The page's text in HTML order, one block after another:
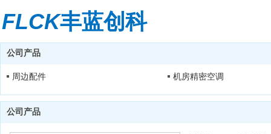
FLCK丰蓝创科
公司产品
周边配件 机房精密空调
公司产品